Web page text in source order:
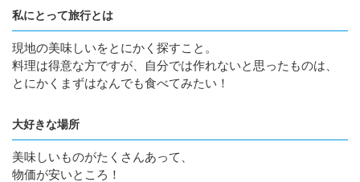
私にとって旅行とは
現地の美味しいをとにかく探すこと。
料理は得意な方ですが、自分では作れないと思ったものは、
とにかくまずはなんでも食べてみたい！
大好きな場所
美味しいものがたくさんあって、
物価が安いところ！